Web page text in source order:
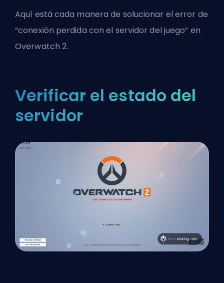
Aquí está cada manera de solucionar el error de
“conexión perdida con el servidor del juego” en
Overwatch 2.
Verificar el estado del
servidor